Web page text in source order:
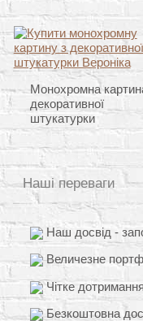
Монохромна
декоративної
штукатурки
Наші переваги
Наш досвід -
Величезне
Чітке
Безкоштовна